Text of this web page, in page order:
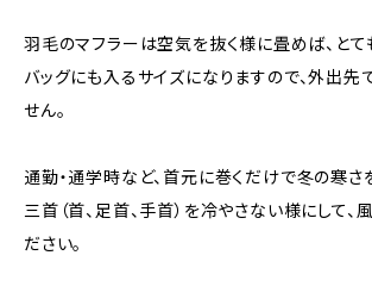
羽毛のマフラーは空気を抜く様に畳めば、とて
バッグにも入るサイズになりますので、外出先
せん。
通勤・通学時など、首元に巻くだけで冬の寒さ
三首（首、足首、手首）を冷やさない様にして、
ださい。